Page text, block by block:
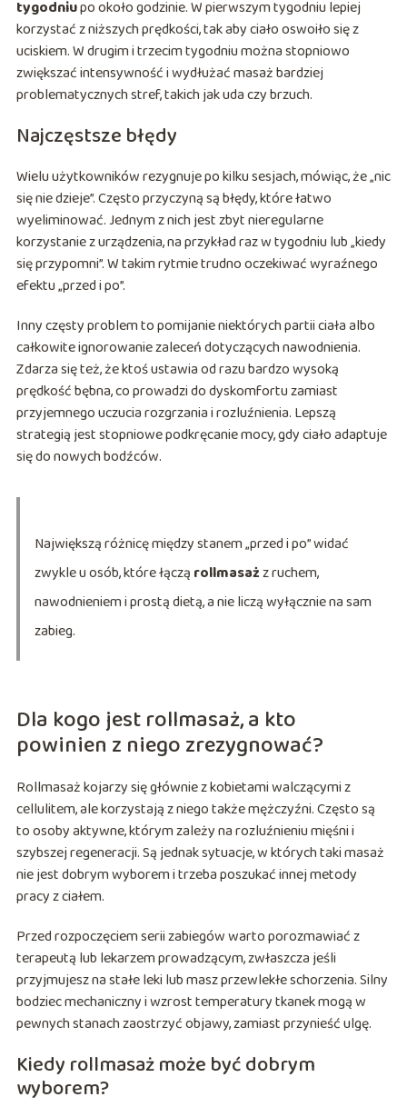
tygodniupo około godzinie. W pierwszym tygodniu lepiej
korzystać z niższych prędkości, tak aby ciało oswoiło się z
uciskiem. W drugim i trzecim tygodniu można stopniowo
zwiększać intensywność i wydłużać masaż bardziej
problematycznych stref, takich jak uda czy brzuch.
Najczęstsze błędy
Wielu użytkowników rezygnuje po kilku sesjach, mówiąc, że „nic
się nie dzieje”. Często przyczyną są błędy, które łatwo
wyeliminować. Jednym z nich jest zbyt nieregularne
korzystanie z urządzenia, na przykład raz w tygodniu lub „kiedy
się przypomni”. W takim rytmie trudno oczekiwać wyraźnego
efektu „przed i po”.
Inny częsty problem to pomijanie niektórych partii ciała albo
całkowite ignorowanie zaleceń dotyczących nawodnienia.
Zdarza się też, że ktoś ustawia od razu bardzo wysoką
prędkość bębna, co prowadzi do dyskomfortu zamiast
przyjemnego uczucia rozgrzania i rozluźnienia. Lepszą
strategią jest stopniowe podkręcanie mocy, gdy ciało adaptuje
się do nowych bodźców.
Największą różnicę między stanem „przed i po” widać
zwykle u osób, które łączą rollmasażz ruchem,
nawodnieniem i prostą dietą, a nie liczą wyłącznie na sam
zabieg.
Dla kogo jest rollmasaż, a kto
powinien z niego zrezygnować?
Rollmasaż kojarzy się głównie z kobietami walczącymi z
cellulitem, ale korzystają z niego także mężczyźni. Często są
to osoby aktywne, którym zależy na rozluźnieniu mięśni i
szybszej regeneracji. Są jednak sytuacje, w których taki masaż
nie jest dobrym wyborem i trzeba poszukać innej metody
pracy z ciałem.
Przed rozpoczęciem serii zabiegów warto porozmawiać z
terapeutą lub lekarzem prowadzącym, zwłaszcza jeśli
przyjmujesz na stałe leki lub masz przewlekłe schorzenia. Silny
bodziec mechaniczny i wzrost temperatury tkanek mogą w
pewnych stanach zaostrzyć objawy, zamiast przynieść ulgę.
Kiedy rollmasaż może być dobrym
wyborem?